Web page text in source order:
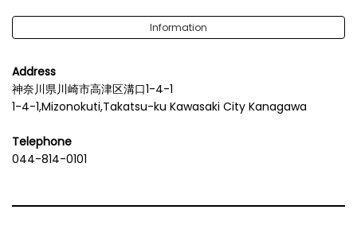
Information
Address
神奈川県川崎市高津区溝口1-4-1
1-4-1,Mizonokuti,Takatsu-ku Kawasaki City Kanagawa
Telephone
044-814-0101